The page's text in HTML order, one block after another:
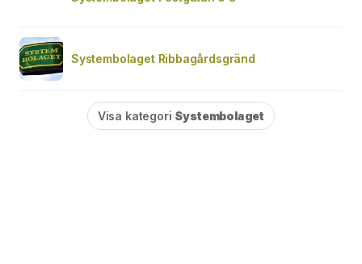
Systembolaget Ribbagårdsgränd
Visa kategori Systembolaget